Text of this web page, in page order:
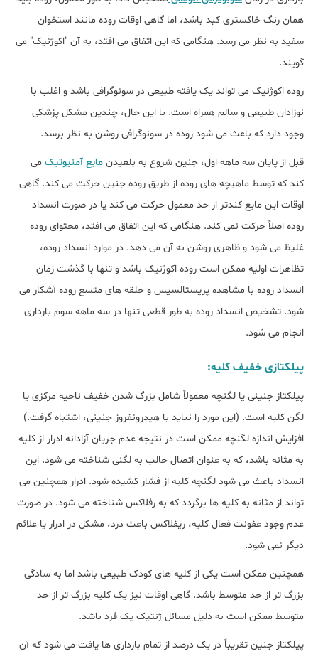
همان رنگ خاکستری کبد باشد، اما گاهی اوقات روده مانند استخوان
سفید به نظر می رسد. هنگامی که این اتفاق می افتد، به آن "اکوژنیک" می
گویند.
روده اکوژنیک می تواند یک یافته طبیعی در سونوگرافی باشد و اغلب با
نوزادان طبیعی و سالم همراه است. با این حال، چندین مشکل پزشکی
وجود دارد که باعث می شود روده در سونوگرافی روشن به نظر برسد.
قبل از پایان سه ماهه اول، جنین شروع به بلعیدن مایع آمنیوتیک می
کند که توسط ماهیچه های روده از طریق روده جنین حرکت می کند. گاهی
اوقات این مایع کندتر از حد معمول حرکت می کند یا در صورت انسداد
روده اصلاً حرکت نمی کند. هنگامی که این اتفاق می افتد، محتوای روده
غلیظ می شود و ظاهری روشن به آن می دهد. در موارد انسداد روده،
تظاهرات اولیه ممکن است روده اکوژنیک باشد و تنها با گذشت زمان
انسداد روده با مشاهده پریستالسیس و حلقه های متسع روده آشکار می
شود. تشخیص انسداد روده به طور قطعی تنها در سه ماهه سوم بارداری
انجام می شود.
پیلکتازی خفیف کلیه:
پیلکتاز جنینی یا لگنچه معمولاً شامل بزرگ شدن خفیف ناحیه مرکزی یا
لگن کلیه است. (این مورد را نباید با هیدرونفروز جنینی، اشتباه گرفت.)
افزایش اندازه لگنچه ممکن است در نتیجه عدم جریان آزادانه ادرار از کلیه
به مثانه باشد، که به عنوان اتصال حالب به لگنی شناخته می شود. این
انسداد باعث می شود لگنچه کلیه از فشار کشیده شود. ادرار همچنین می
تواند از مثانه به کلیه ها برگردد که به رفلاکس شناخته می شود. در صورت
عدم وجود عفونت فعال کلیه، ریفلاکس باعث درد، مشکل در ادرار یا علائم
دیگر نمی شود.
همچنین ممکن است یکی از کلیه های کودک طبیعی باشد اما به سادگی
بزرگ تر از حد متوسط باشد. گاهی اوقات نیز یک کلیه بزرگ تر از حد
متوسط ممکن است به دلیل مسائل ژنتیک یک فرد باشد.
پیلکتاز جنین تقریباً در یک درصد از تمام بارداری ها یافت می شود که آن